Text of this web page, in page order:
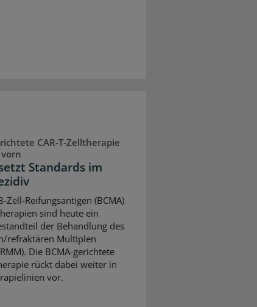
CAR-T-Zelltherapie
Standards im
Zell-Reifungsantigen (BCMA)
sind heute ein
der Behandlung des
refraktären Multiplen
Die BCMA-gerichtete
rückt dabei weiter in
vor.